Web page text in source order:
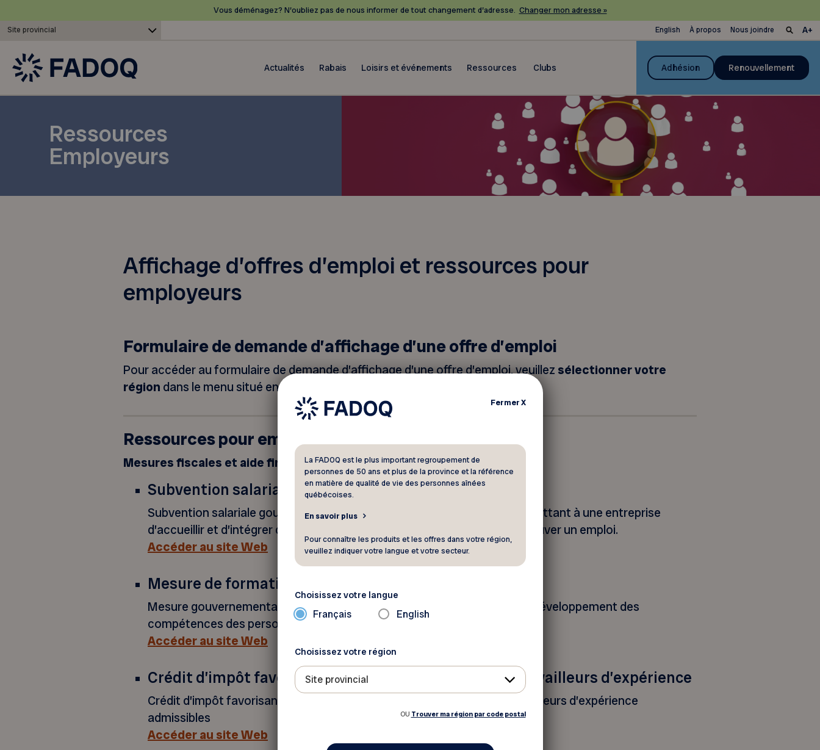
Vous déménagez? N’oubliez pas de nous informer de tout changement d’adresse. Changer mon adresse »
Site provincial English À propos Nous joindre
Actualités Rabais Loisirs et événements Ressources Clubs Adhésion Renouvellement
Ressources
Employeurs
Affichage d’offres d’emploi et ressources pour
employeurs
Formulaire de demande d’affichage d’une offre d’emploi
Pour accéder au formulaire de demande d’affichage d’une offre d’emploi, veuillez sélectionner votre
région dans le menu situé en haut, à gauche de la page.
Ressources pour employeurs
Mesures fiscales et aide financière
Subvention salariale pour employés
Subvention salariale gouvernementale qui offre une aide financière permettant à une entreprise
d’accueillir et d’intégrer des personnes qui éprouvent des difficultés à trouver un emploi.
Accéder au site Web
Mesure de formation de la main-d’œuvre
Mesure gouvernementale à l’intention des entreprises vise à soutenir le développement des
compétences des personnes qui risquent de perdre leur emploi.
Accéder au site Web
Crédit d’impôt favorisant le maintien en emploi des travailleurs d’expérience
Crédit d’impôt favorisant le maintien en emploi des travailleuses et travailleurs d’expérience
admissibles
Accéder au site Web
FermerX
La FADOQ est le plus important regroupement de
personnes de 50 ans et plus de la province et la référence
en matière de qualité de vie des personnes aînées
québécoises.
En savoir plus
Pour connaître les produits et les offres dans votre région,
veuillez indiquer votre langue et votre secteur.
Choisissez votre langue
Français English
Choisissez votre région
Site provincial
OU Trouver ma région par code postal